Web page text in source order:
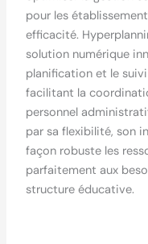
pour les
efficacité.
solution numérique
planification et le
facilitant la
personnel
par sa flexibilité, son
façon robuste les
parfaitement aux
structure éducative.